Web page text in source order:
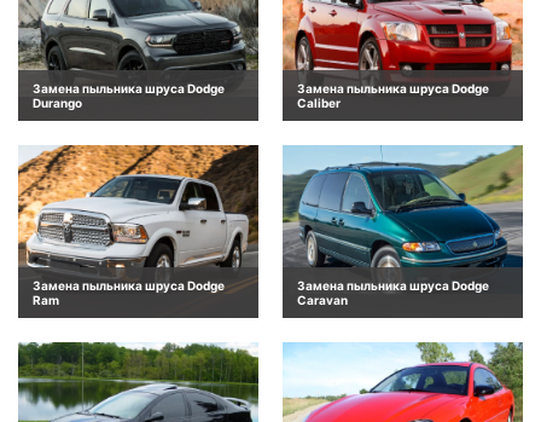
Замена пыльника шруса Dodge
Durango
Замена пыльника шруса Dodge
Caliber
Замена пыльника шруса Dodge
Ram
Замена пыльника шруса Dodge
Caravan